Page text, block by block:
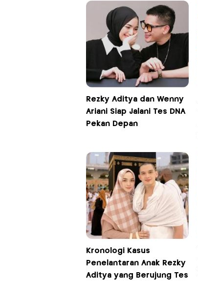
Rezky Aditya dan Wenny
Ariani Siap Jalani Tes DNA
Pekan Depan
Kronologi Kasus
Penelantaran Anak Rezky
Aditya yang Berujung Tes